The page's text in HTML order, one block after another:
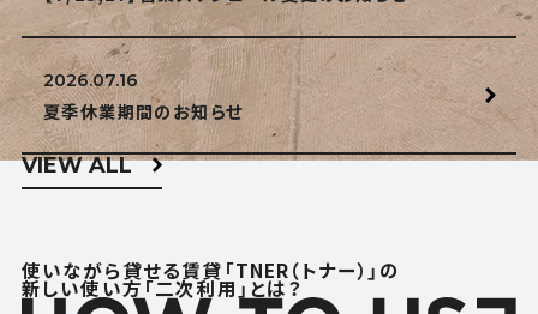
2026.07.16
夏季休業期間のお知らせ
VIEW ALL
使いながら貸せる賃貸「TNER（トナー）」の
新しい使い方「二次利用」とは？